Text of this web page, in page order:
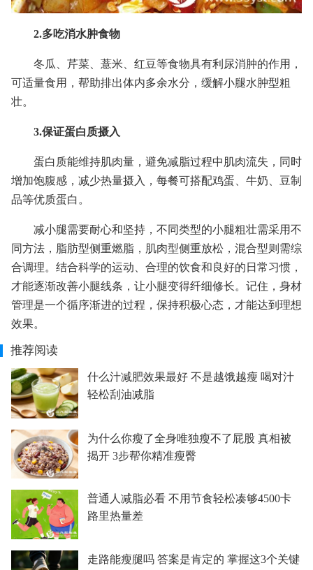
2.多吃消水肿食物
冬瓜、芹菜、薏米、红豆等食物具有利尿消肿的作用，
可适量食用，帮助排出体内多余水分，缓解小腿水肿型粗
壮。
3.保证蛋白质摄入
蛋白质能维持肌肉量，避免减脂过程中肌肉流失，同时
增加饱腹感，减少热量摄入，每餐可搭配鸡蛋、牛奶、豆制
品等优质蛋白。
减小腿需要耐心和坚持，不同类型的小腿粗壮需采用不
同方法，脂肪型侧重燃脂，肌肉型侧重放松，混合型则需综
合调理。结合科学的运动、合理的饮食和良好的日常习惯，
才能逐渐改善小腿线条，让小腿变得纤细修长。记住，身材
管理是一个循序渐进的过程，保持积极心态，才能达到理想
效果。
推荐阅读
什么汁减肥效果最好 不是越饿越瘦 喝对汁
轻松刮油减脂
为什么你瘦了全身唯独瘦不了屁股 真相被
揭开 3步帮你精准瘦臀
普通人减脂必看 不用节食轻松凑够4500卡
路里热量差
走路能瘦腿吗 答案是肯定的 掌握这3个关键